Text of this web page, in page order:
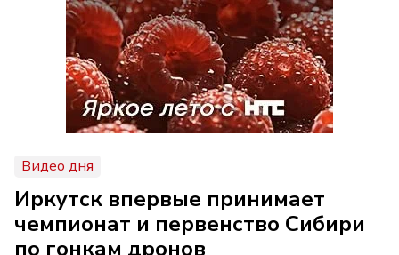
Видео дня
Иркутск впервые принимает
чемпионат и первенство Сибири
по гонкам дронов